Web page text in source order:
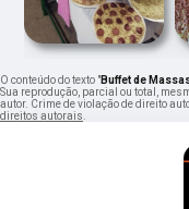
O conteúdo do texto "Buffet de
Sua reprodução, parcial ou total,
autor. Crime de violação de direito
direitos autorais